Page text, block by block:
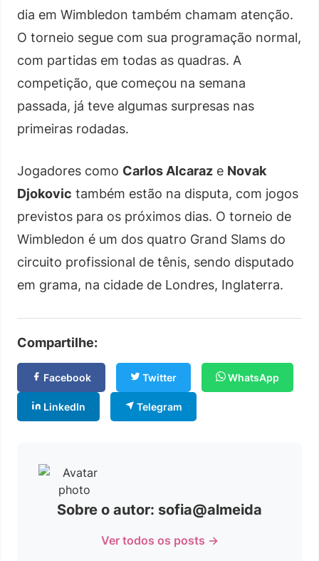
dia em Wimbledon também chamam atenção.
O torneio segue com sua programação normal,
com partidas em todas as quadras. A
competição, que começou na semana
passada, já teve algumas surpresas nas
primeiras rodadas.
Jogadores como Carlos Alcaraz e Novak
Djokovic também estão na disputa, com jogos
previstos para os próximos dias. O torneio de
Wimbledon é um dos quatro Grand Slams do
circuito profissional de tênis, sendo disputado
em grama, na cidade de Londres, Inglaterra.
Compartilhe:
Facebook Twitter WhatsApp
LinkedIn Telegram
Sobre o autor: sofia@almeida
Ver todos os posts →